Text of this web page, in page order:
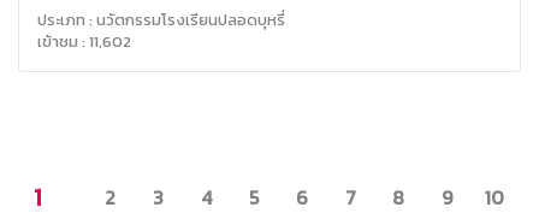
ประเภท : นวัตกรรมโรงเรียนปลอดบุหรี่
เข้าชม : 11,602
1 2 3 4 5 6 7 8 9 10